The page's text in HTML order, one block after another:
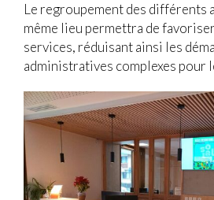
Le regroupement des différents
même lieu permettra de
services, réduisant ainsi les
administratives complexes pour